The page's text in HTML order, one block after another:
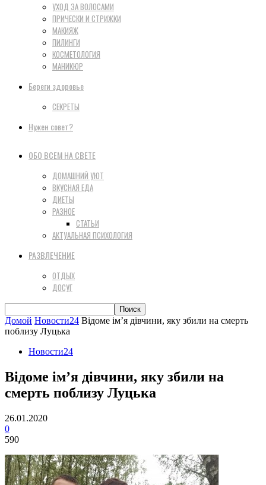
УХОД ЗА ВОЛОСАМИ
ПРИЧЕСКИ И СТРИЖКИ
МАКИЯЖ
ПИЛИНГИ
КОСМЕТОЛОГИЯ
МАНИКЮР
Береги здоровье
СЕКРЕТЫ
Нужен совет?
ОБО ВСЕМ НА СВЕТЕ
ДОМАШНИЙ УЮТ
ВКУСНАЯ ЕДА
ДИЕТЫ
РАЗНОЕ
СТАТЬИ
АКТУАЛЬНАЯ ПСИХОЛОГИЯ
РАЗВЛЕЧЕНИЕ
ОТДЫХ
ДОСУГ
Домой Новости24 Відоме ім’я дівчини, яку збили на смерть
поблизу Луцька
Новости24
Відоме ім’я дівчини, яку збили на
смерть поблизу Луцька
26.01.2020
0
590